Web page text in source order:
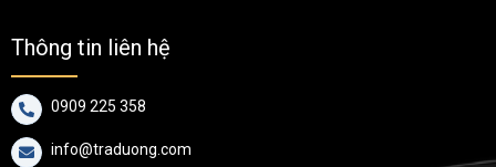
Thông tin liên hệ
 0909 225 358
 info@traduong.com